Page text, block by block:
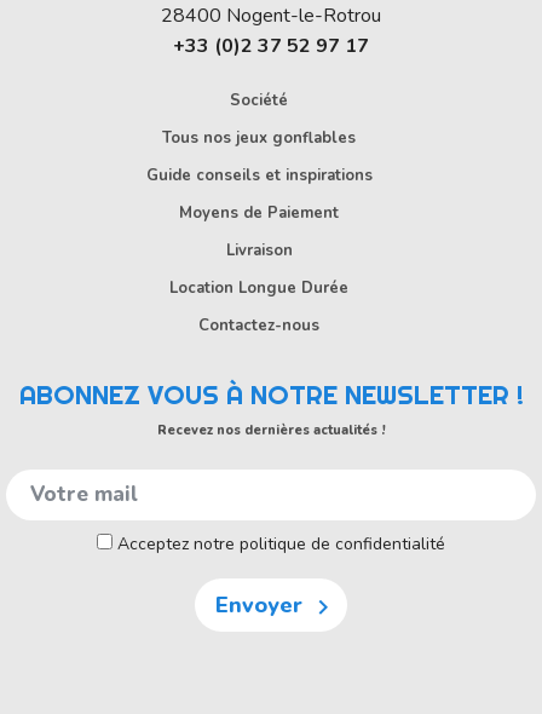
28400 Nogent-le-Rotrou
+33 (0)2 37 52 97 17
Société
Tous nos jeux gonflables
Guide conseils et inspirations
Moyens de Paiement
Livraison
Location Longue Durée
Contactez-nous
ABONNEZ VOUS À NOTRE NEWSLETTER !
Recevez nos dernières actualités !
Acceptez notre politique de confidentialité
Envoyer 